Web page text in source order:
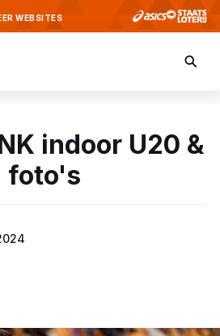
WEBSITES
indoor U20 &
foto's